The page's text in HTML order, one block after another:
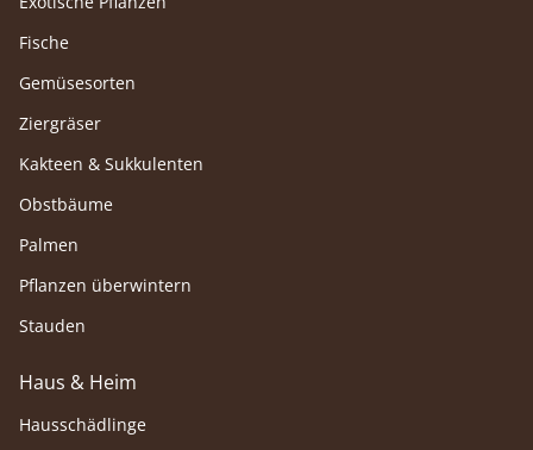
Fische
Gemüsesorten
Ziergräser
Kakteen & Sukkulenten
Obstbäume
Palmen
Pflanzen überwintern
Stauden
Haus & Heim
Hausschädlinge